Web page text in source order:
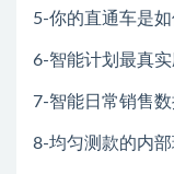
5-你的直通车是
6-智能计划最真
7-智能日常销售
8-均匀测款的内